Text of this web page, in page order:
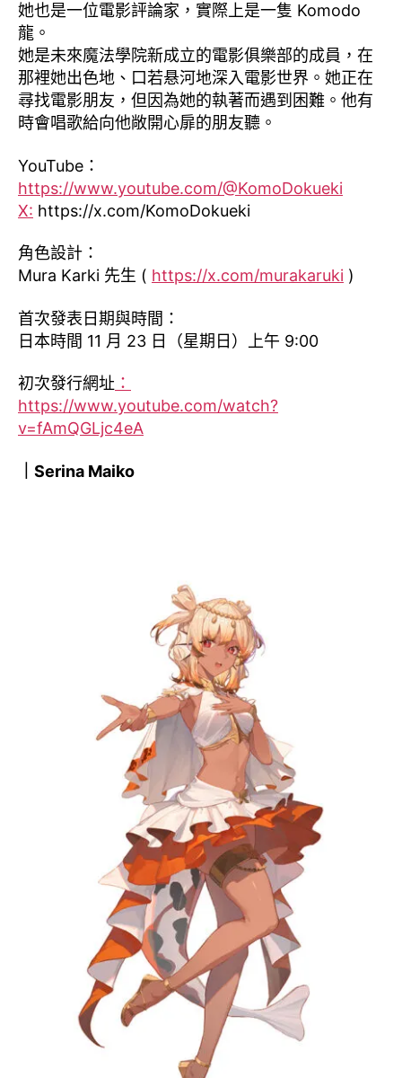
她也是一位電影評論家，實際上是一隻 Komodo
龍。
她是未來魔法學院新成立的電影俱樂部的成員，在
那裡她出色地、口若悬河地深入電影世界。她正在
尋找電影朋友，但因為她的執著而遇到困難。他有
時會唱歌給向他敞開心扉的朋友聽。
YouTube：
https://www.youtube.com/@KomoDokueki
X: https://x.com/KomoDokueki
角色設計：
Mura Karki 先生 ( https://x.com/murakaruki )
首次發表日期與時間：
日本時間 11 月 23 日（星期日）上午 9:00
初次發行網址 ：
https://www.youtube.com/watch?
v=fAmQGLjc4eA
｜Serina Maiko